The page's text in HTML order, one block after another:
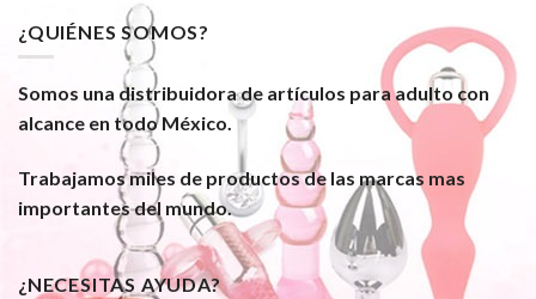
¿QUIÉNES SOMOS?
Somos una distribuidora de artículos para adulto con
alcance en todo México.
Trabajamos miles de productos de las marcas mas
importantes del mundo.
¿NECESITAS AYUDA?